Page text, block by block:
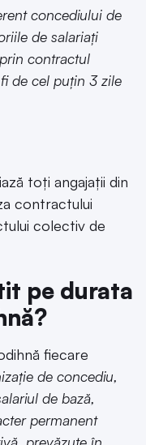
concediului de
de salariați
contractul
de cel puțin 3 zile
toți angajații din
contractului
colectiv de
pe durata
fiecare
de concediu,
de bază,
permanent
prevăzute în